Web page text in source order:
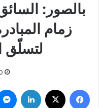
بالصور:
زمام
لتسلّق
فيسبوك لينكدإن